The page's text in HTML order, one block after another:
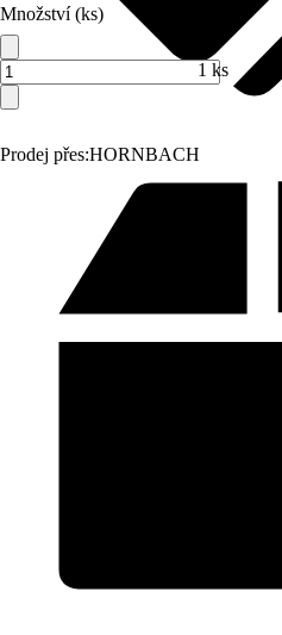
Prodej přes:HORNBACH
Množství (ks)
1 ks